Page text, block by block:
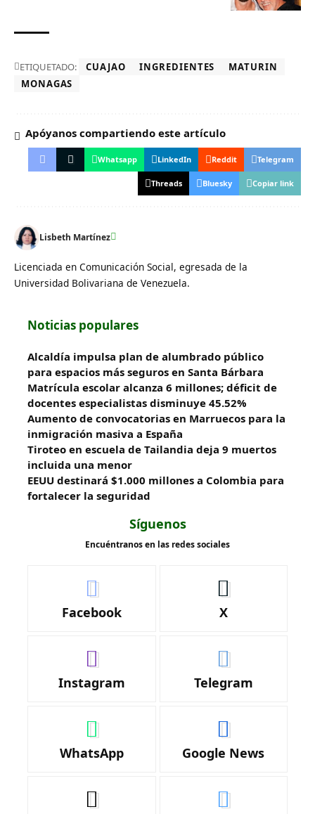
ETIQUETADO: CUAJAO INGREDIENTES
MATURIN
MONAGAS
Apóyanos compartiendo este artículo
Whatsapp LinkedIn Reddit Telegram
Threads Bluesky Copiar link
Lisbeth Martínez
Licenciada en Comunicación Social, egresada de la
Universidad Bolivariana de Venezuela.
Noticias populares
Alcaldía impulsa plan de alumbrado público
para espacios más seguros en Santa Bárbara
Matrícula escolar alcanza 6 millones; déficit de
docentes especialistas disminuye 45.52%
Aumento de convocatorias en Marruecos para la
inmigración masiva a España
Tiroteo en escuela de Tailandia deja 9 muertos
incluida una menor
EEUU destinará $1.000 millones a Colombia para
fortalecer la seguridad
Síguenos
Encuéntranos en las redes sociales
Facebook X
Instagram Telegram
WhatsApp Google News